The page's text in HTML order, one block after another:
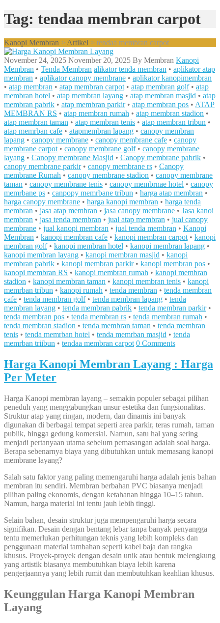
Tag: tendaa membran carpot
Kanopi Membran > Artikel > tendaa membran carpot
November 24, 2025 November 20, 2025 By Membran Kanopi
Membran • Tenda Membran alikator tenda membran • aplikator atap
membran • aplikator canopy membrane • aplikator kanopimembran
• atap membran • atap membran carpot • atap membran golf• atap
membran hotel • atap membran layang • atap membran masjid • atap
membran pabrik • atap membran parkir• atap membran pos • ATAP
MEMBRAN RS • atap membran rumah • atap membran stadion •
atap membran taman • atap membran tenis • atap membran tribun •
atap memrban cafe • atapmembran lapang • canopy membran
lapang • canopy membrane • canopy membrane cafe • canopy
membrane carpot • canopy membrane golf• canopy membrane
layang • Canopy membrane Masjid • Canopy membrane pabrik •
canopy membrane parkir• canopy membrane rs • Canopy
membrane Rumah • canopy membrane stadion • canopy membrane
taman • canopy membrane tenis • canopy membrnae hotel • canopy
memrbane ps • canpopy memrbane tribun • harga atap membran •
harga canopy membrane • harga kanopi membran • harga tenda
membran • jasa atap membran • jasa canopy membrane • Jasa kanoi
membran • jasa tenda membran • jual atap membran • jual canopy
membrane • jual kanopi membran • jual tenda membran • Kanopi
Membran • kanopi membran cafe • kanopi membran carpot • kanopi
membran golf• kanopi membran hotel • kanopi membran lapang •
kanopi membran layang • kanopi membran masjid • kanopi
membran pabrik • kanopi membran parkir• kanopi membran pos •
kanopi membran RS • kanopi membran rumah • kanopi membran
stadion • kanopi membran taman • kanopi membran tenis • kanopi
memrban tribun • kanopi rumah • tenda membran • tenda membran
cafe • tenda membran golf• tenda membran lapang • tenda
membran layang • tenda membran pabrik • tenda membran parkir•
tenda membran pos • tenda membran rs • tenda membran rumah •
tenda membran stadion • tenda membran taman • tenda membran
tenis • tenda memrban hotel • tenda memrban masjid • tenda
memrban triibun • tendaa membran carpot 0 Comments
Harga Kanopi Membran Layang : Harga
Per Meter
Harga Kanopi membran layang – semakin populer sebagai pilihan
peneduh yang menggabungkan unsur estetika dan fungsionalitas.
Struktur atap yang ringan, modern, dan dinamis ini banyak
digunakan di berbagai tempat seperti area parkir, teras rumah, taman
publik, hingga gedung komersial. Namun, satu hal yang sering
menjadi pertanyaan utama sebelum pemasangan adalah soal harga.
Berapa sebenarnya biaya yang dibutuhkan untuk memasang kanopi
membrane layang?
Salah satu faktor yang paling memengaruhi harga adalah jenis bahan
membran itu sendiri. Membran berbahan PVC biasanya menjadi
pilihan paling ekonomis, dengan ketahanan hingga 10–15 tahun.
Namun, harga material ini tentu jauh lebih tinggi.
Selain bahan, desain struktur juga mempengaruhi harga secara
signifikan. Desain dengan bentang lebar tanpa banyak penyangga
tentu memerlukan perhitungan teknis yang lebih kompleks dan
penggunaan material tambahan seperti kabel baja dan rangka
khusus. Proyek-proyek dengan desain unik atau bentuk melengkung
yang artistik biasanya membutuhkan biaya lebih karena
pengerjaannya yang lebih rumit dan membutuhkan keahlian khusus.
Keunggulan Harga Kanopi Membran
Layang